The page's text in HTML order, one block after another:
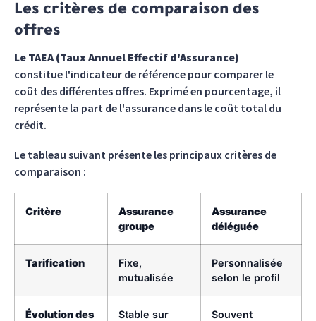
Les critères de comparaison des
offres
Le TAEA (Taux Annuel Effectif d'Assurance)
constitue l'indicateur de référence pour comparer le
coût des différentes offres. Exprimé en pourcentage, il
représente la part de l'assurance dans le coût total du
crédit.
Le tableau suivant présente les principaux critères de
comparaison :
Critère
Assurance
groupe
Assurance
déléguée
Tarification
Fixe,
mutualisée
Personnalisée
selon le profil
Évolution des
Stable sur
Souvent